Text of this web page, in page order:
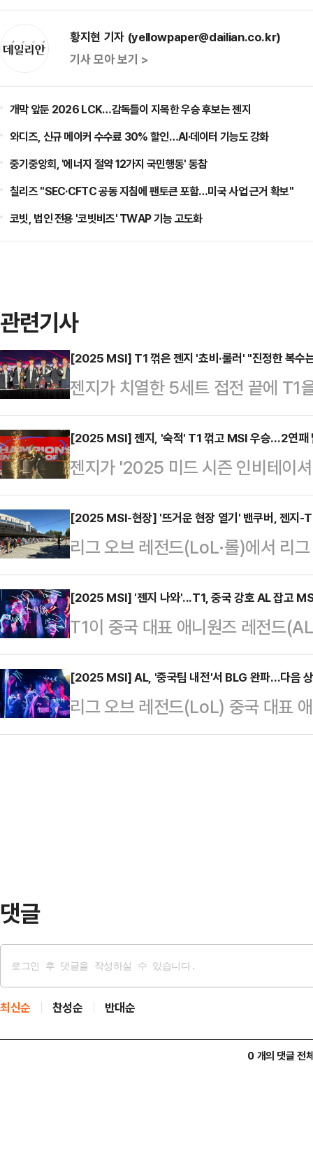
황지현 기자 (yellowpaper@dailian.co.kr)
기사 모아 보기 >
개막 앞둔 2026 LCK…감독들이 지목한 우승 후보는 젠지
와디즈, 신규 메이커 수수료 30% 할인…AI·데이터 기능도 강화
중기중앙회, '에너지 절약 12가지 국민행동' 동참
칠리즈 "SEC·CFTC 공동 지침에 팬토큰 포함…미국 사업 근거 확보"
코빗, 법인 전용 '코빗비즈' TWAP 기능 고도화
관련기사
[2025 MSI] T1 꺾은 젠지 '쵸비·룰러' "진정한 복수
젠지가 치열한 5세트 접전 끝에
(MSI)' 우승을 차지했다. 선수들은
실임을 강조했다. 더불어 다가오
언십(롤드컵)에 대한 각오도 함께
쿠버 퍼시픽 콜리시엄에서 열린
에 3대 2로 승리하며 우승컵을 들
는 결정적인 5세트에서 파이크와
었다…
[2025 MSI] 젠지, '숙적' T1 꺾고 MSI 우승…2연패
젠지가 '2025 미드 시즌 인비테이
다.젠지는 12일(현지시간) 캐나다
MSI 결승전에서 T1을 3대 2로 승
열한 접전 끝에 선취점을 올렸다.
심의 운영으로 주도권을 잡았다.
싸움마다 결정적인 궁극기를 적중
전령과 바론, 드래곤을 차례로 챙
[2025 MSI-현장] '뜨거운 현장 열기' 밴쿠버, 젠지-
리그 오브 레전드(LoL·롤)에서 리
인비테이셔널(MSI)' 결승전이 열
시픽 콜리시엄은 전 세계 e스포츠
아래에서도 팬들은 설렘 가득한 표
고 있었다.퍼시픽 콜리시엄은
▲2010년 밴쿠버 동계올림픽 쇼트
▲2017년 LCS(북미·현 LTA) 스프
내 …
[2025 MSI] '젠지 나와'...T1, 중국 강호 AL 잡고
T1이 중국 대표 애니원즈 레전드
널(MSI)' 결승전에 진출했다. 이로
전이 성사됐다.T1은 11일(현지시
린 2025 MSI 최종 결승진출전에
한 난타전으로 시작했다. 경기 초반
[2025 MSI] AL, '중국팀 내전'서 BLG 완파…다음
리그 오브 레전드(LoL) 중국 대표
(BLG)을 꺾고 '2025 미드 시즌 인
댓글
최신순 찬성순 반대순
0 개의 댓글 전